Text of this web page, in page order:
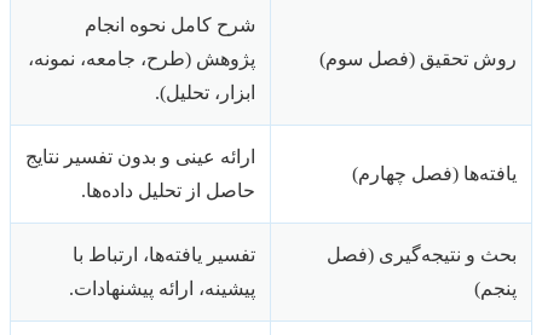
روش تحقیق (فصل سوم)
شرح کامل نحوه انجام
پژوهش (طرح، جامعه، نمونه،
ابزار، تحلیل).
یافته‌ها (فصل چهارم)
ارائه عینی و بدون تفسیر نتایج
حاصل از تحلیل داده‌ها.
بحث و نتیجه‌گیری (فصل
پنجم)
تفسیر یافته‌ها، ارتباط با
پیشینه، ارائه پیشنهادات.